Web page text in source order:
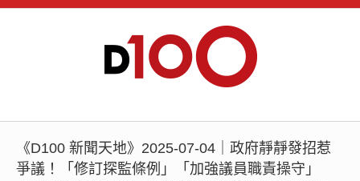
《D100 新聞天地》2025-07-04｜政府靜靜發招惹
爭議！「修訂探監條例」「加強議員職責操守」